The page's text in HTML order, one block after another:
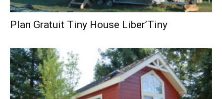
Plan Gratuit Tiny House Liber’Tiny